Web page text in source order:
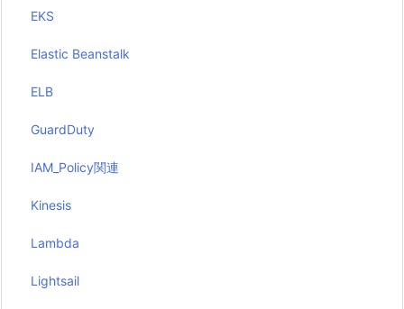
EKS
Elastic Beanstalk
ELB
GuardDuty
IAM_Policy関連
Kinesis
Lambda
Lightsail